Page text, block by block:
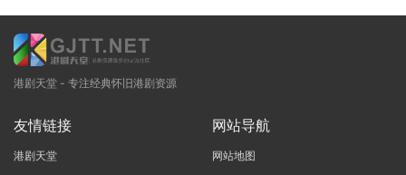
港剧天堂 - 专注经典怀旧港剧资源
友情链接
港剧天堂
网站导航
网站地图